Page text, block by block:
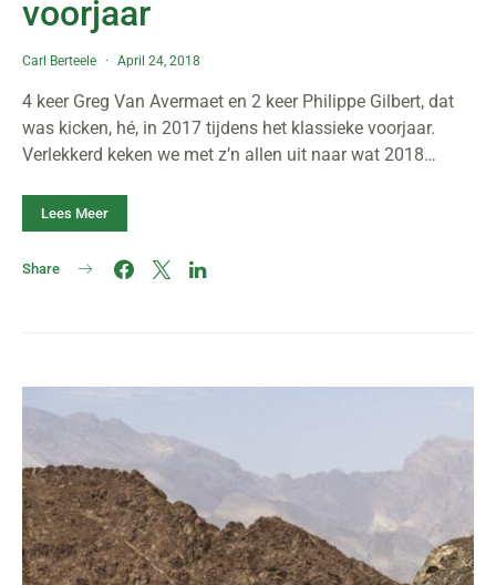
voorjaar
Carl Berteele April 24, 2018
4 keer Greg Van Avermaet en 2 keer Philippe Gilbert, dat
was kicken, hé, in 2017 tijdens het klassieke voorjaar.
Verlekkerd keken we met z’n allen uit naar wat 2018…
Lees Meer
Share